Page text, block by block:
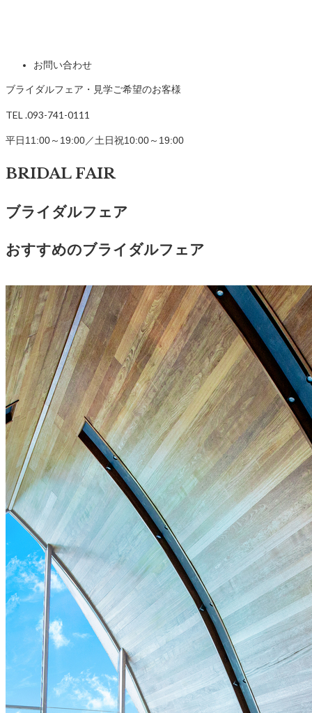
お問い合わせ
ブライダルフェア・見学ご希望のお客様
TEL .093-741-0111
平日11:00～19:00／土日祝10:00～19:00
BRIDAL FAIR
ブライダルフェア
おすすめのブライダルフェア